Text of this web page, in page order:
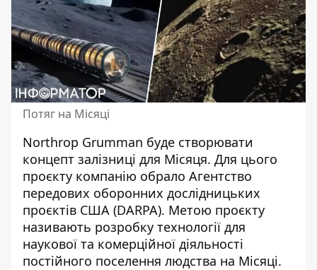
Потяг на Місяці
Northrop Grumman буде створювати
концепт залізниці для Місяця. Для цього
проєкту компанію обрало Агентство
передових оборонних дослідницьких
проєктів США (DARPA). Метою проєкту
називають розробку технології для
наукової та комерційної діяльності
постійного поселення людства на Місяці.